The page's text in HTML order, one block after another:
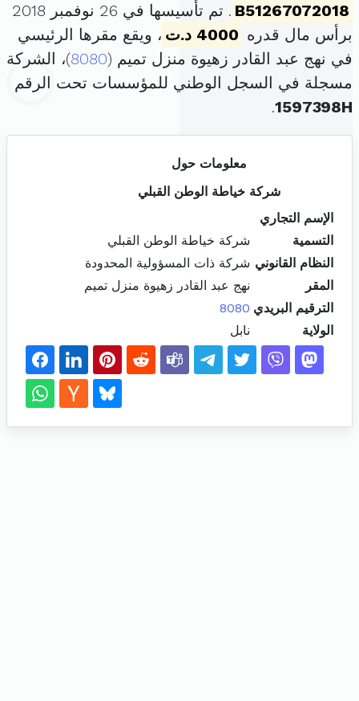
B51267072018
. تم تأسيسها في 26 نوفمبر 2018
برأس مال قدره 4000 د.ت
، ويقع مقرها الرئيسي
في نهج عبد القادر زهيوة منزل تميم (8080)، الشركة
مسجلة في السجل الوطني للمؤسسات تحت الرقم
1597398H
.
معلومات حول
شركة خياطة الوطن القبلي
الإسم التجاري
التسمية
شركة خياطة الوطن القبلي
النظام القانوني شركة ذات المسؤولية المحدودة
المقر
نهج عبد القادر زهيوة منزل تميم
الترقيم البريدي 8080
الولاية
نابل